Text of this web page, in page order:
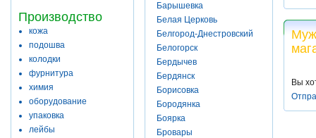
Производство
кожа
подошва
колодки
фурнитура
химия
оборудование
упаковка
лейбы
Барышевка
Белая Церковь
Белгород-Днестровский
Белогорск
Бердычев
Бердянск
Борисовка
Бородянка
Боярка
Бровары
Вы